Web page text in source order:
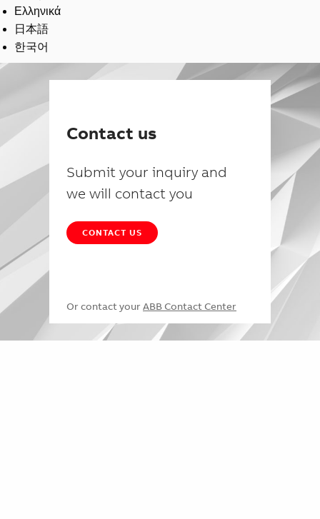
Ελληνικά
日本語
한국어
Contact us
Submit your inquiry and
we will contact you
CONTACT US
Or contact your ABB Contact Center